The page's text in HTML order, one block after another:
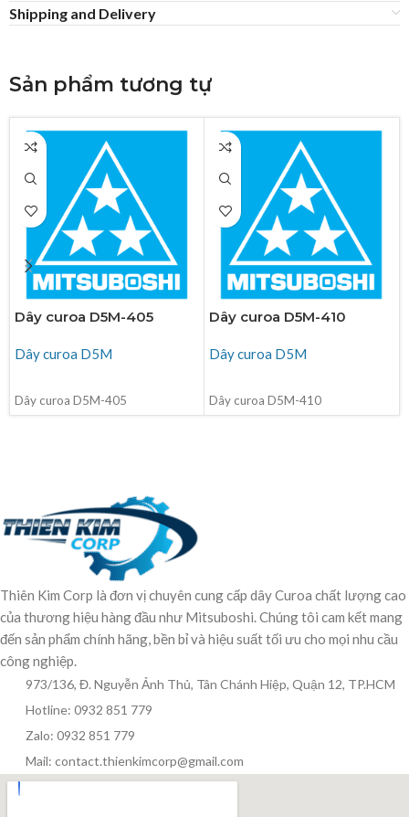
Shipping and Delivery
Sản phẩm tương tự
Dây curoa D5M-405
Dây curoa D5M
Dây curoa D5M-405
Dây curoa D5M-410
Dây curoa D5M
Dây curoa D5M-410
Thiên Kim Corp là đơn vị chuyên cung cấp dây Curoa chất lượng cao
của thương hiệu hàng đầu như Mitsuboshi. Chúng tôi cam kết mang
đến sản phẩm chính hãng, bền bỉ và hiệu suất tối ưu cho mọi nhu cầu
công nghiệp.
973/136, Đ. Nguyễn Ảnh Thủ, Tân Chánh Hiệp, Quận 12, TP.HCM
Hotline: 0932 851 779
Zalo: 0932 851 779
Mail: contact.thienkimcorp@gmail.com